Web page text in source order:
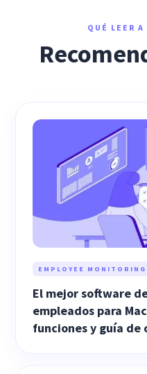
QUÉ LEER
EMPLOYEE MONITORING
El mejor software
empleados para
funciones y guía de